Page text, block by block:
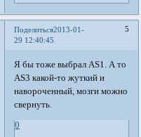
Поделиться 5
2013-01-
29 12:40:45
Я бы тоже выбрал AS1. А то
AS3 какой-то жуткий и
навороченный, мозги можно
свернуть.
0